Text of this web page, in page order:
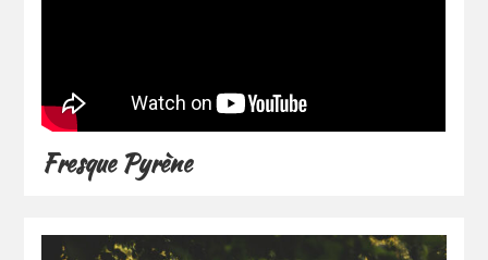
Fresque Pyrène